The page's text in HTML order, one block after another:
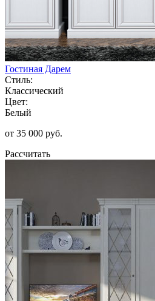
Гостиная Дарем
Стиль:
Классический
Цвет:
Белый
от 35 000 руб.
Рассчитать